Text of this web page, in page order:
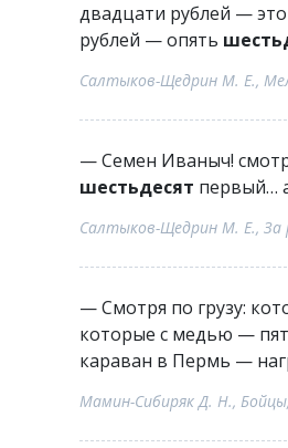
двадцати рублей —
рублей — опять
Салтыков-Щедрин М. Е.,
— Семен Иваныч!
шестьдесят первый…
Салтыков-Щедрин М. Е., За
— Смотря по грузу:
которые с медью —
караван в Пермь —
Мамин-Сибиряк Д. Н.,